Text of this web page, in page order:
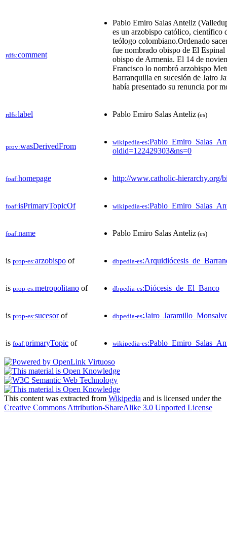
rdfs:comment
Pablo Emiro Salas Anteliz
es un arzobispo católico, científico
teólogo colombiano.Ordenado
fue nombrado obispo de El Espinal
obispo de Armenia. El 14 de
Francisco lo nombró arzobispo
Barranquilla​ en sucesión de Jairo
había presentado su renuncia por
rdfs:label Pablo Emiro Salas Anteliz (es)
prov:wasDerivedFrom wikipedia-es
oldid=122429303&ns=0
foaf:homepage http://www.catholic-hierarchy.org/
foaf:isPrimaryTopicOf wikipedia-es
foaf:name Pablo Emiro Salas Anteliz (es)
is prop-es:arzobispo of dbpedia-es
is prop-es:metropolitano of dbpedia-es:Diócesis_de_El_Banco
is prop-es:sucesorof dbpedia-es
is foaf:primaryTopic of wikipedia-es
This content was extracted from Wikipedia and is licensed under the
Creative Commons Attribution-ShareAlike 3.0 Unported License